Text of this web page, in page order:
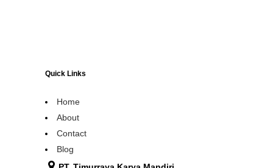
Quick Links
Home
About
Contact
Blog